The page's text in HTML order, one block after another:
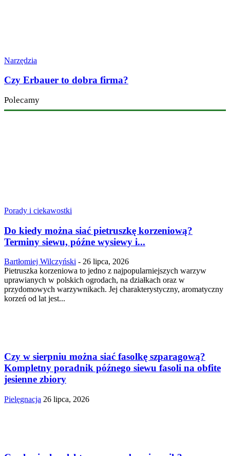
Narzędzia
Czy Erbauer to dobra firma?
Polecamy
Porady i ciekawostki
Do kiedy można siać pietruszkę korzeniową?
Terminy siewu, późne wysiewy i...
Bartłomiej Wilczyński - 26 lipca, 2026
Pietruszka korzeniowa to jedno z najpopularniejszych warzyw
uprawianych w polskich ogrodach, na działkach oraz w
przydomowych warzywnikach. Jej charakterystyczny, aromatyczny
korzeń od lat jest...
Czy w sierpniu można siać fasolkę szparagową?
Kompletny poradnik późnego siewu fasoli na obfite
jesienne zbiory
Pielęgnacja 26 lipca, 2026